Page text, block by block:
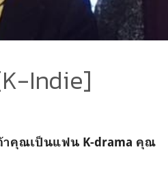
Indie]
าคุณเป็นแฟน K-drama คุณ